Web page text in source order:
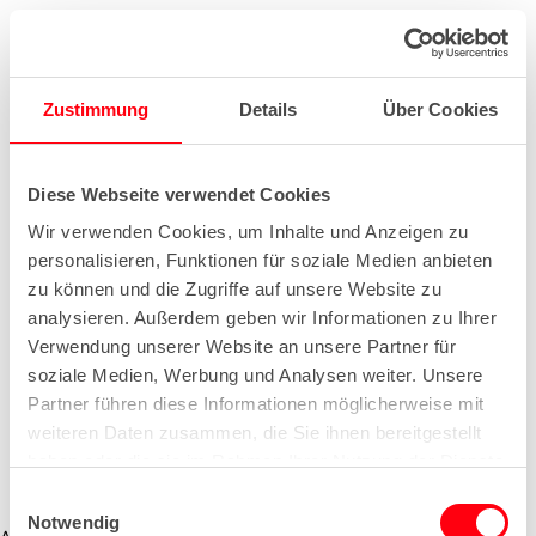
Zustimmung Details Über Cookies
Diese Webseite verwendet Cookies
Wir verwenden Cookies, um Inhalte und Anzeigen zu
personalisieren, Funktionen für soziale Medien anbieten
zu können und die Zugriffe auf unsere Website zu
analysieren. Außerdem geben wir Informationen zu Ihrer
Verwendung unserer Website an unsere Partner für
soziale Medien, Werbung und Analysen weiter. Unsere
Partner führen diese Informationen möglicherweise mit
weiteren Daten zusammen, die Sie ihnen bereitgestellt
Notwendig